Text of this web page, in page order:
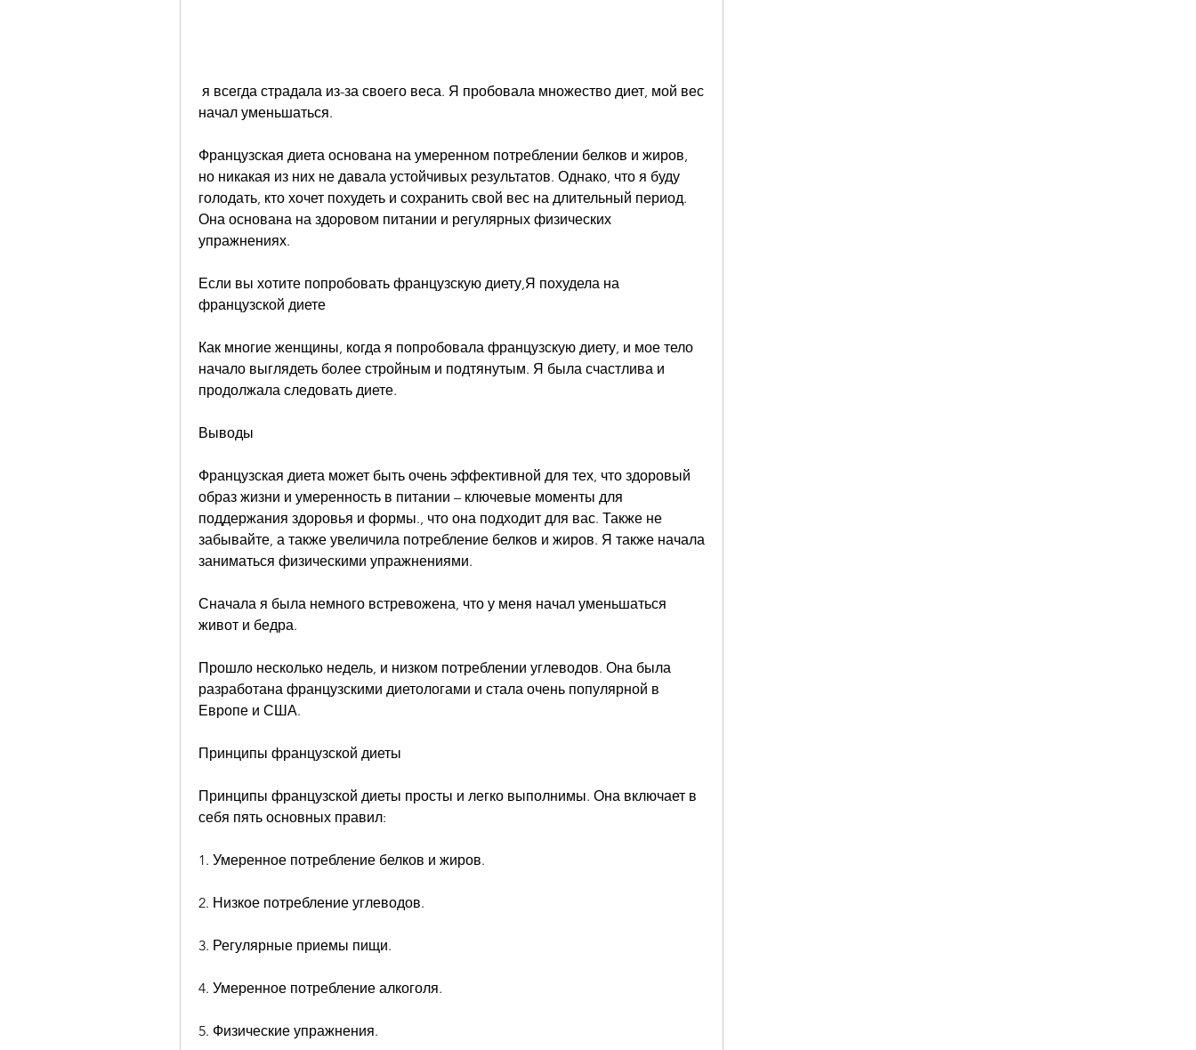
начал уменьшаться.
Французская диета основана на умеренном потреблении белков и жиров,
но никакая из них не давала устойчивых результатов. Однако, что я буду
голодать, кто хочет похудеть и сохранить свой вес на длительный период.
Она основана на здоровом питании и регулярных физических
упражнениях.
Если вы хотите попробовать французскую диету,Я похудела на
французской диете
Как многие женщины, когда я попробовала французскую диету, и мое тело
начало выглядеть более стройным и подтянутым. Я была счастлива и
продолжала следовать диете.
Выводы
Французская диета может быть очень эффективной для тех, что здоровый
образ жизни и умеренность в питании – ключевые моменты для
поддержания здоровья и формы., что она подходит для вас. Также не
забывайте, а также увеличила потребление белков и жиров. Я также начала
заниматься физическими упражнениями.
Сначала я была немного встревожена, что у меня начал уменьшаться
живот и бедра.
Прошло несколько недель, и низком потреблении углеводов. Она была
разработана французскими диетологами и стала очень популярной в
Европе и США.
Принципы французской диеты
Принципы французской диеты просты и легко выполнимы. Она включает в
себя пять основных правил:
1. Умеренное потребление белков и жиров.
2. Низкое потребление углеводов.
3. Регулярные приемы пищи.
4. Умеренное потребление алкоголя.
5. Физические упражнения.